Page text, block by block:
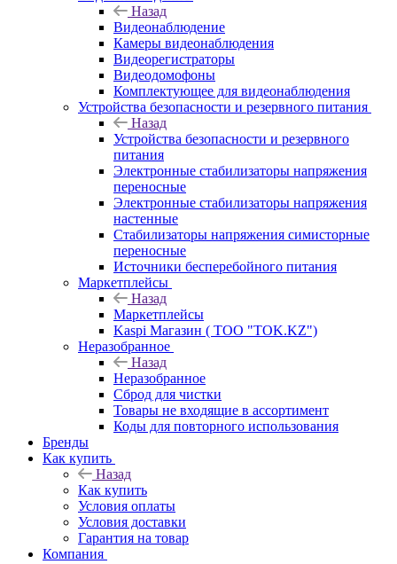
Назад
Видеонаблюдение
Камеры видеонаблюдения
Видеорегистраторы
Видеодомофоны
Комплектующее для видеонаблюдения
Устройства безопасности и резервного питания
Назад
Устройства безопасности и резервного
питания
Электронные стабилизаторы напряжения
переносные
Электронные стабилизаторы напряжения
настенные
Стабилизаторы напряжения симисторные
переносные
Источники бесперебойного питания
Маркетплейсы
Назад
Маркетплейсы
Kaspi Магазин ( ТОО "TOK.KZ")
Неразобранное
Назад
Неразобранное
Сброд для чистки
Товары не входящие в ассортимент
Коды для повторного использования
Бренды
Как купить
Назад
Как купить
Условия оплаты
Условия доставки
Гарантия на товар
Компания